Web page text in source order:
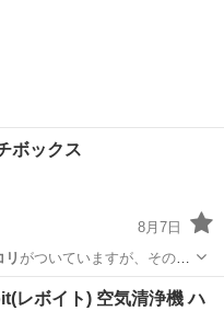
ボックス
8月7日
リ がついていますが、そのま
スヌーピー
レボイト) 空気清浄機 ハ